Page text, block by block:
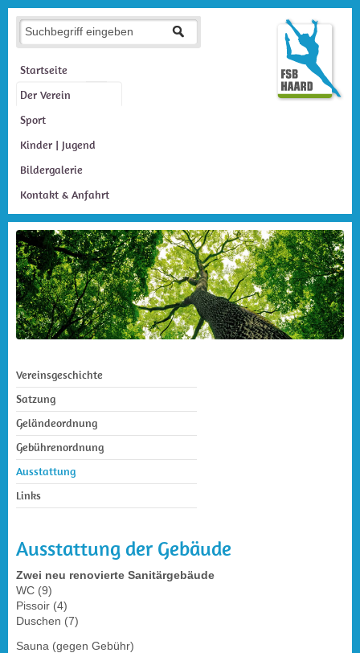
Startseite
Der Verein
Sport
Kinder | Jugend
Bildergalerie
Kontakt & Anfahrt
Vereinsgeschichte
Satzung
Geländeordnung
Gebührenordnung
Ausstattung
Links
Ausstattung der Gebäude
Zwei neu renovierte Sanitärgebäude
WC (9)
Pissoir (4)
Duschen (7)
Sauna (gegen Gebühr)